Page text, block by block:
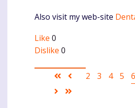
Also visit my web-site
Like 0
Dislike 0
Pagination
First
page
Ankstesnis
Puslapis
2 Puslapis
3 Puslapis
4 5 6
Sekantis